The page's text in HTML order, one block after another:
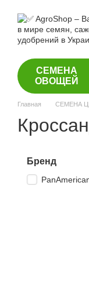
СЕМЕНА
ОВОЩЕЙ
Главная СЕМЕНА
Бренд